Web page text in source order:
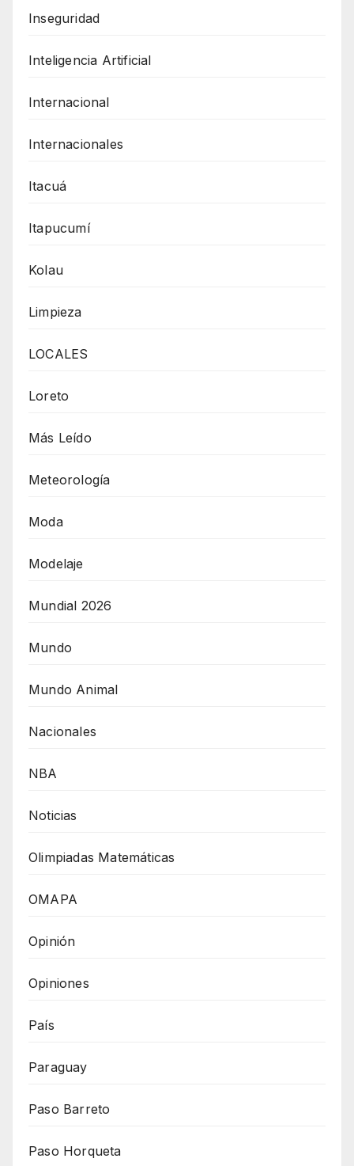
Inseguridad
Inteligencia Artificial
Internacional
Internacionales
Itacuá
Itapucumí
Kolau
Limpieza
LOCALES
Loreto
Más Leído
Meteorología
Moda
Modelaje
Mundial 2026
Mundo
Mundo Animal
Nacionales
NBA
Noticias
Olimpiadas Matemáticas
OMAPA
Opinión
Opiniones
País
Paraguay
Paso Barreto
Paso Horqueta